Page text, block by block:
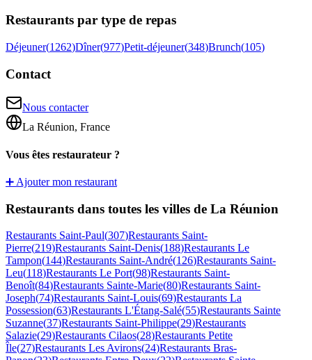
Restaurants par type de repas
Déjeuner(1262)Dîner(977)Petit-déjeuner(348)Brunch(105)
Contact
Nous contacter
La Réunion, France
Vous êtes restaurateur ?
➕ Ajouter mon restaurant
Restaurants dans toutes les villes de La Réunion
Restaurants Saint-Paul(307)Restaurants Saint-
Pierre(219)Restaurants Saint-Denis(188)Restaurants Le
Tampon(144)Restaurants Saint-André(126)Restaurants Saint-
Leu(118)Restaurants Le Port(98)Restaurants Saint-
Benoît(84)Restaurants Sainte-Marie(80)Restaurants Saint-
Joseph(74)Restaurants Saint-Louis(69)Restaurants La
Possession(63)Restaurants L'Étang-Salé(55)Restaurants Sainte
Suzanne(37)Restaurants Saint-Philippe(29)Restaurants
Salazie(29)Restaurants Cilaos(28)Restaurants Petite
Île(27)Restaurants Les Avirons(24)Restaurants Bras-